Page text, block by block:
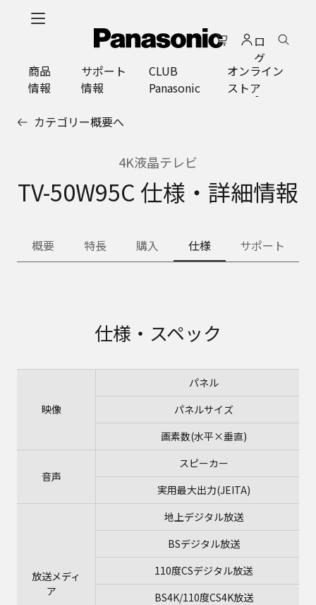
ロ
グ
イ
ン
商品
情報
サポート
情報
CLUB
Panasonic
オンライン
ストア
カテゴリー概要へ
4K液晶テレビ
TV-50W95C 仕様・詳細情報
概要 特長 購入 仕様 サポート
仕様・スペック
映像
パネル
パネルサイズ
画素数(水平×垂直)
音声
スピーカー
実用最大出力(JEITA)
放送メディ
ア
地上デジタル放送
BSデジタル放送
110度CSデジタル放送
BS4K/110度CS4K放送